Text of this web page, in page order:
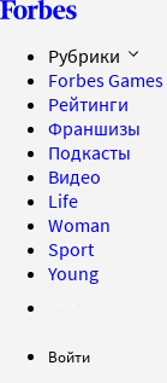
Рубрики
Forbes Games
Рейтинги
Франшизы
Подкасты
Видео
Life
Woman
Sport
Young
Войти